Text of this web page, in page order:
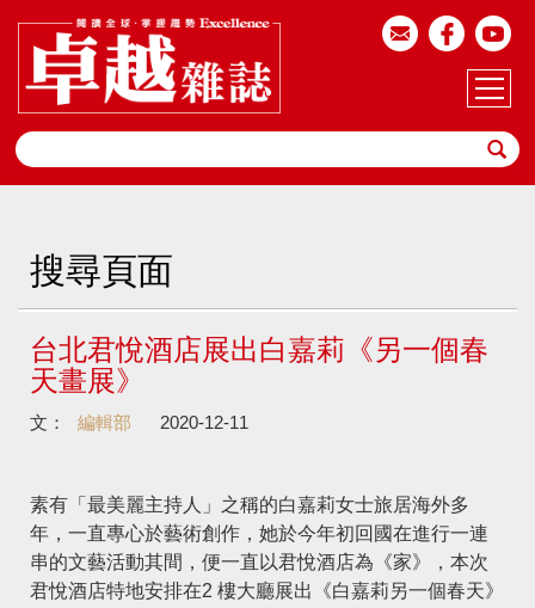
搜尋頁面
台北君悅酒店展出白嘉莉《另一個春
天畫展》
文： 編輯部 2020-12-11
素有「最美麗主持人」之稱的白嘉莉女士旅居海外多
年，一直專心於藝術創作，她於今年初回國在進行一連
串的文藝活動其間，便一直以君悅酒店為《家》，本次
君悅酒店特地安排在2 樓大廳展出《白嘉莉另一個春天》